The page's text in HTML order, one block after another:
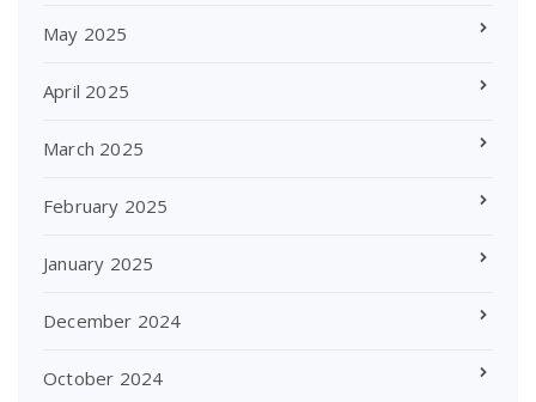
May 2025
April 2025
March 2025
February 2025
January 2025
December 2024
October 2024